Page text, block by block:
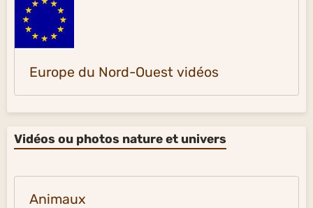
Europe du Nord-Ouest vidéos
Vidéos ou photos nature et univers
Animaux